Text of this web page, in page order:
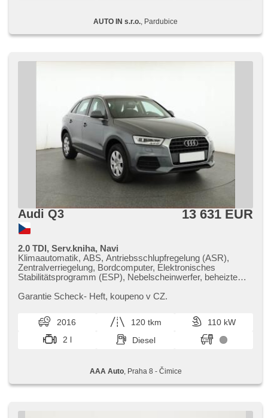
AUTO IN s.r.o. , Pardubice
Audi Q3 13 631 EUR
2.0 TDI, Serv.kniha, Navi
Klimaautomatik, ABS, Antriebsschlupfregelung (ASR),
Zentralverriegelung, Bordcomputer, Elektronisches
Stabilitätsprogramm (ESP), Nebelscheinwerfer, beheizte
Anhängerkupplung, USB, 6x Airbag, Servolenkung, El.
Garantie Scheck​- Heft,​ koupeno v CZ.
2016 120 tkm
110 kW
2 l
Diesel
AAA Auto, Praha 8 - Čimice